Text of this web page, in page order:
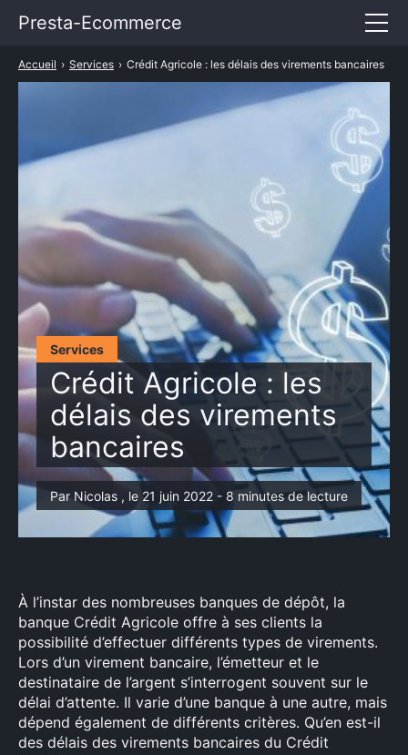
Services
Crédit Agricole : les
délais des virements
bancaires
Par Nicolas , le 21 juin 2022 - 8 minutes de lecture
Accueil › Services › Crédit Agricole : les délais des virements bancaires
À l’instar des nombreuses banques de dépôt, la
banque Crédit Agricole offre à ses clients la
possibilité d’effectuer différents types de virements.
Lors d’un virement bancaire, l’émetteur et le
destinataire de l’argent s’interrogent souvent sur le
délai d’attente. Il varie d’une banque à une autre, mais
dépend également de différents critères. Qu’en est-il
des délais des virements bancaires du Crédit
Presta-Ecommerce
Entrepreneuriat
TARIFS PRESTASHOP